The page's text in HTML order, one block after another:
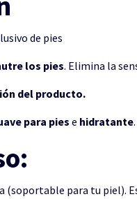
de pies
los pies. Elimina la
del producto.
para pies e hidratante.
(soportable para tu piel).